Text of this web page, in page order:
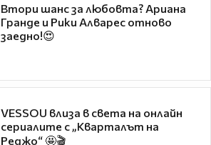
Втори шанс за любовта? Ариана
Гранде и Рики Алварес отново
заедно!😍
VESSOU влиза в света на онлайн
сериалите с „Кварталът на
Реджо“ 🤩🎬